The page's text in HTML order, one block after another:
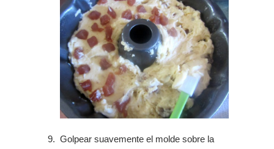
Golpear suavemente el molde sobre la